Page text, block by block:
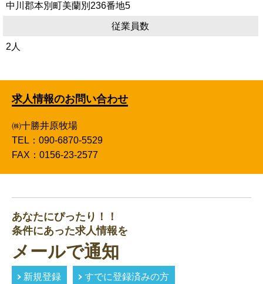
中川郡本別町美蘭別236番地5
従業員数
2人
求人情報のお問い合わせ
㈱十勝井原牧場
TEL：090-6870-5529
FAX：0156-23-2577
あなたにぴったり！！
条件にあった求人情報を
メールで通知
新規登録 すでに登録済みの方